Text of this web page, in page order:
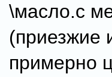
\масло.с
(приезжие
примерно